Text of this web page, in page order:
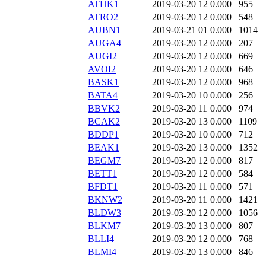
ATHK1
2019-03-20 12 0.000
955
ATRO2
2019-03-20 12 0.000
548
AUBN1
2019-03-21 01 0.000
1014
AUGA4
2019-03-20 12 0.000
207
AUGI2
2019-03-20 12 0.000
669
AVOI2
2019-03-20 12 0.000
646
BASK1
2019-03-20 12 0.000
968
BATA4
2019-03-20 10 0.000
256
BBVK2
2019-03-20 11 0.000
974
BCAK2
2019-03-20 13 0.000
1109
BDDP1
2019-03-20 10 0.000
712
BEAK1
2019-03-20 13 0.000
1352
BEGM7
2019-03-20 12 0.000
817
BETT1
2019-03-20 12 0.000
584
BFDT1
2019-03-20 11 0.000
571
BKNW2
2019-03-20 11 0.000
1421
BLDW3
2019-03-20 12 0.000
1056
BLKM7
2019-03-20 13 0.000
807
BLLI4
2019-03-20 12 0.000
768
BLMI4
2019-03-20 13 0.000
846